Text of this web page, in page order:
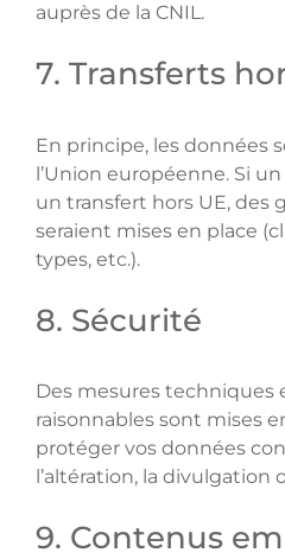
auprès de la CNIL.
7. Transferts
En principe, les données
l’Union européenne. Si
un transfert hors UE, des
seraient mises en place
types, etc.).
8. Sécurité
Des mesures techniques
raisonnables sont mises
protéger vos données
l’altération, la divulgation
9. Contenus